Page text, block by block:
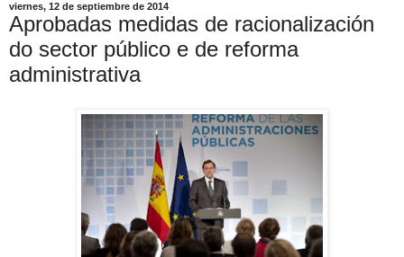
viernes, 12 de septiembre de 2014
Aprobadas medidas de racionalización
do sector público e de reforma
administrativa